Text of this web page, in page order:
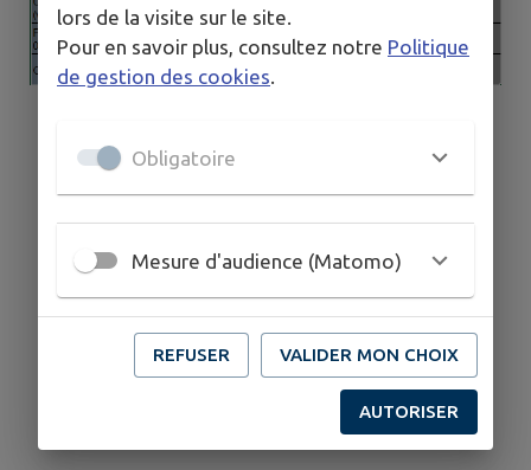
lors de la visite sur le site.
Pour en savoir plus, consultez notre Politique
de gestion des cookies.
Obligatoire
Mesure d'audience (Matomo)
REFUSER VALIDER MON CHOIX
AUTORISER